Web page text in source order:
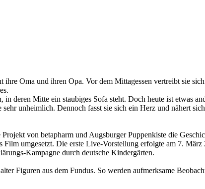
Oma und ihren Opa. Vor dem Mittagessen vertreibt sie
deren Mitte ein staubiges Sofa steht. Doch heute ist etwas
unheimlich. Dennoch fasst sie sich ein Herz und nähert
Projekt von betapharm und Augsburger Puppenkiste die
umgesetzt. Die erste Live-Vorstellung erfolgte am 7.
Kampagne durch deutsche Kindergärten.
Figuren aus dem Fundus. So werden aufmerksame